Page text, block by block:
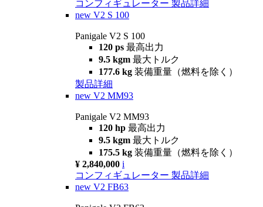
コンフィギュレーター 製品詳細
new V2 S 100
Panigale V2 S 100
120 ps 最高出力
9.5 kgm 最大トルク
177.6 kg 装備重量（燃料を除く）
製品詳細
new V2 MM93
Panigale V2 MM93
120 hp 最高出力
9.5 kgm 最大トルク
175.5 kg 装備重量（燃料を除く）
¥ 2,840,000 i
コンフィギュレーター 製品詳細
new V2 FB63